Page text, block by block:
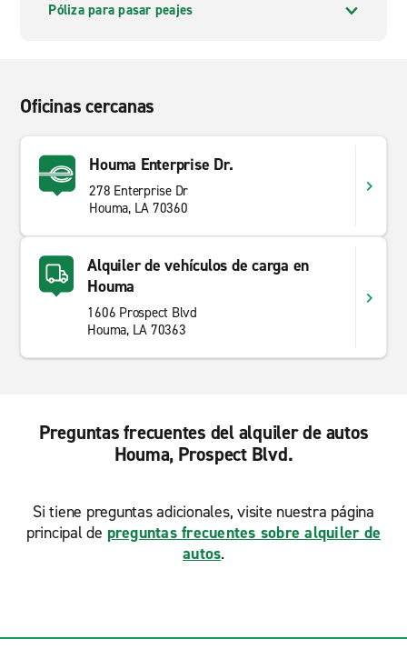
Póliza para pasar peajes
Oficinas cercanas
Houma Enterprise Dr.
278 Enterprise Dr
Houma, LA 70360
Alquiler de vehículos de carga en
Houma
1606 Prospect Blvd
Houma, LA 70363
Preguntas frecuentes del alquiler de autos
Houma, Prospect Blvd.
Si tiene preguntas adicionales, visite nuestra página
principal de preguntas frecuentes sobre alquiler de
autos.